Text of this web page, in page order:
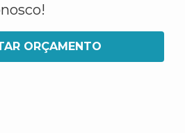
ORÇAMENTO